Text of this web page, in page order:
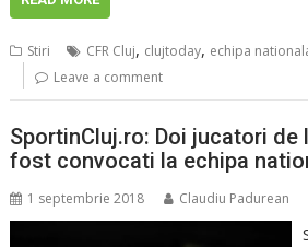
Stiri CFR Cluj, clujtoday, echipa
Leave a comment
SportinCluj.ro: Doi jucatori de
fost convocati la echipa
1 septembrie 2018 Claudiu Padurean